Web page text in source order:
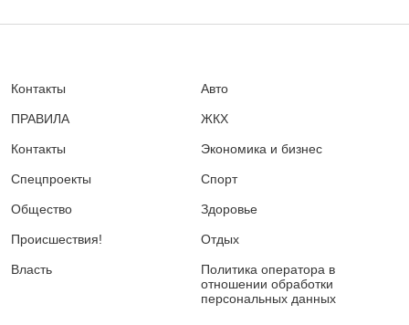
Контакты
ПРАВИЛА
Контакты
Спецпроекты
Общество
Происшествия!
Власть
Авто
ЖКХ
Экономика и бизнес
Спорт
Здоровье
Отдых
Политика оператора в
отношении обработки
персональных данных